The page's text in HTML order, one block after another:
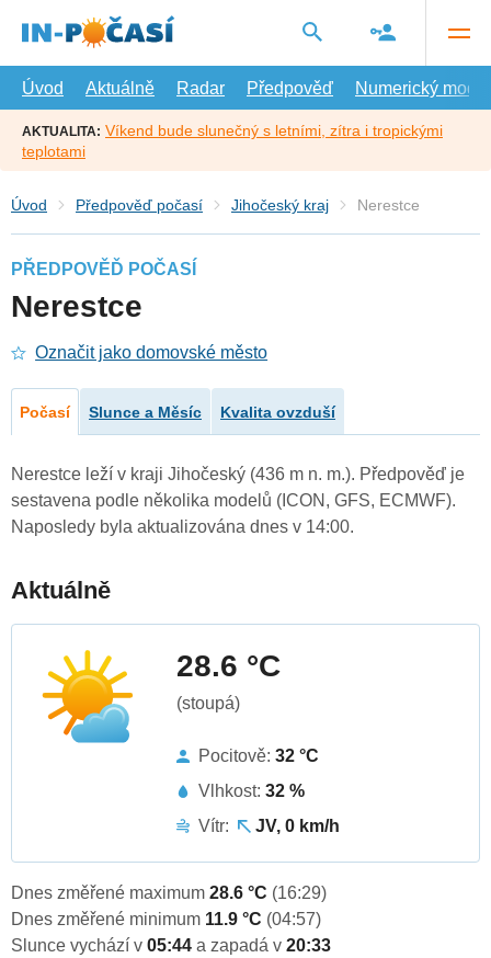
hlavní
Úvod
Aktuálně Radar Předpověď Numerický model
AKTUALITA: Víkend bude slunečný s letními, zítra i tropickými
teplotami
Úvod Předpověď počasí Jihočeský kraj Nerestce
PŘEDPOVĚĎ POČASÍ
Nerestce
Označit jako domovské město
Počasí Slunce a Měsíc Kvalita ovzduší
Nerestce leží v kraji Jihočeský (436 m n. m.). Předpověď je
sestavena podle několika modelů (ICON, GFS, ECMWF).
Naposledy byla aktualizována dnes v 14:00.
Aktuálně
28.6 °C
(stoupá)
Pocitově: 32 °C
Vlhkost: 32 %
Vítr:
JV, 0 km/h
Dnes změřené maximum 28.6 °C (16:29)
Dnes změřené minimum 11.9 °C (04:57)
Slunce vychází v 05:44 a zapadá v 20:33